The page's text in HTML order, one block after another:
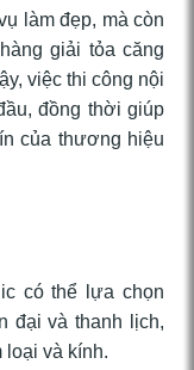
làm đẹp, mà còn
giải tỏa căng
việc thi công nội
đồng thời giúp
của thương hiệu
có thể lựa chọn
đại và thanh lịch,
loại và kính.